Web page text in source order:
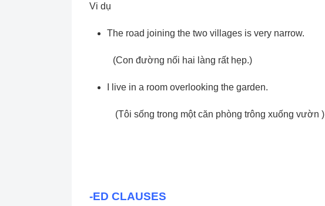
Vi dụ
The road joining the two villages is very narrow.
(Con đường nối hai làng rất hẹp.)
I live in a room overlooking the garden.
(Tôi sống trong một căn phòng trông xuống vườn )
-ED CLAUSES